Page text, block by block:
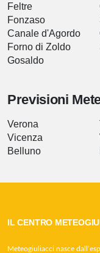
Feltre
Fonzaso
Canale d'Agordo
Forno di Zoldo
Gosaldo
Previsioni
Verona
Vicenza
Belluno
IL CENTRO
Meteogiuliacci nasce